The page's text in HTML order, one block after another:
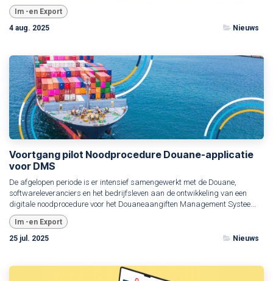
Im -en Export
4 aug. 2025
Nieuws
Voortgang pilot Noodprocedure Douane-applicatie
voor DMS
De afgelopen periode is er intensief samengewerkt met de Douane,
softwareleveranciers en het bedrijfsleven aan de ontwikkeling van een
digitale noodprocedure voor het Douaneaangiften Management Systee...
Im -en Export
25 jul. 2025
Nieuws